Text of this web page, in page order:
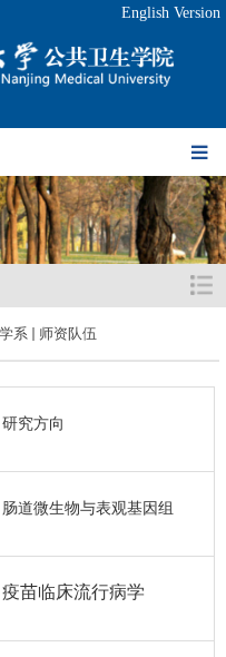
English Version
系 师资队伍
研究方向
肠道微生物与表观基因组
疫苗临床流行病学